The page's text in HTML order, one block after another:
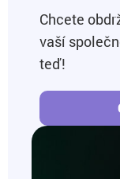
Chcete
vaší
teď!